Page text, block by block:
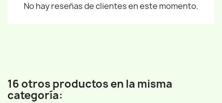
No hay reseñas de clientes en este momento.
16 otros productos en la misma
categoría: